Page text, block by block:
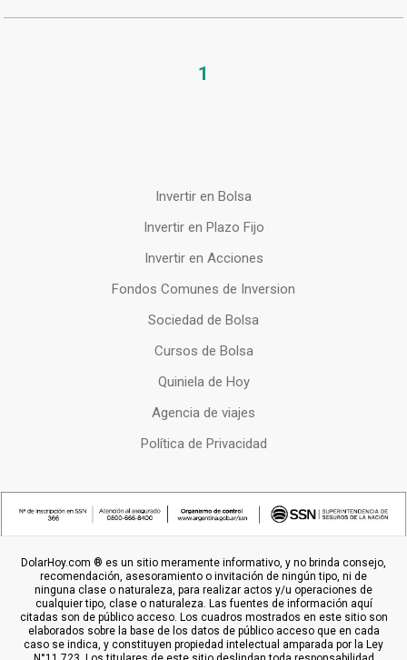
1
Invertir en Bolsa
Invertir en Plazo Fijo
Invertir en Acciones
Fondos Comunes de Inversion
Sociedad de Bolsa
Cursos de Bolsa
Quiniela de Hoy
Agencia de viajes
Política de Privacidad
DolarHoy.com ® es un sitio meramente informativo, y no brinda consejo,
recomendación, asesoramiento o invitación de ningún tipo, ni de
ninguna clase o naturaleza, para realizar actos y/u operaciones de
cualquier tipo, clase o naturaleza. Las fuentes de información aquí
citadas son de público acceso. Los cuadros mostrados en este sitio son
elaborados sobre la base de los datos de público acceso que en cada
caso se indica, y constituyen propiedad intelectual amparada por la Ley